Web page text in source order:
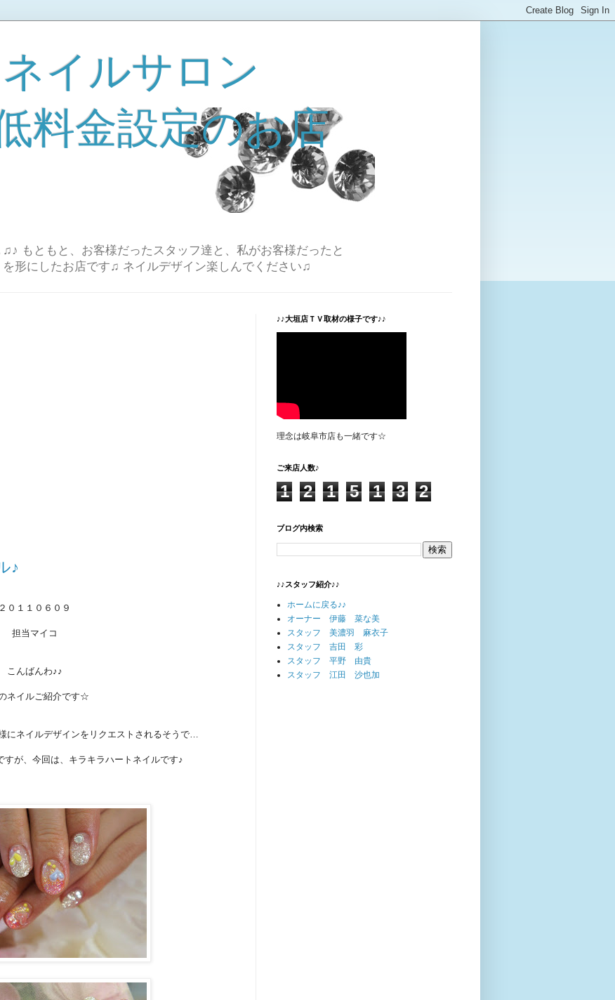
イルサロン
料金設定のお店
もともと、お客様だったスタッフ達と、私がお客様だったと
形にしたお店です♫ ネイルデザイン楽しんでください♫
♪
２０１１０６０９
担当マイコ
こんばんわ♪♪
ネイルご紹介です☆
にネイルデザインをリクエストされるそうで…
すが、今回は、キラキラハートネイルです♪
♪♪大垣店ＴＶ取材の様子です♪♪
理念は岐阜市店も一緒です☆
ご来店人数♪
1 2 1 5 1 3 2
ブログ内検索
♪♪スタッフ紹介♪♪
ホームに戻る♪♪
オーナー 伊藤 菜な美
スタッフ 美濃羽 麻衣子
スタッフ 吉田 彩
スタッフ 平野 由貴
スタッフ 江田 沙也加